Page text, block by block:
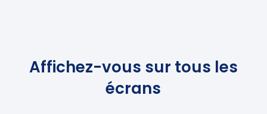
Affichez-vous sur tous les
écrans